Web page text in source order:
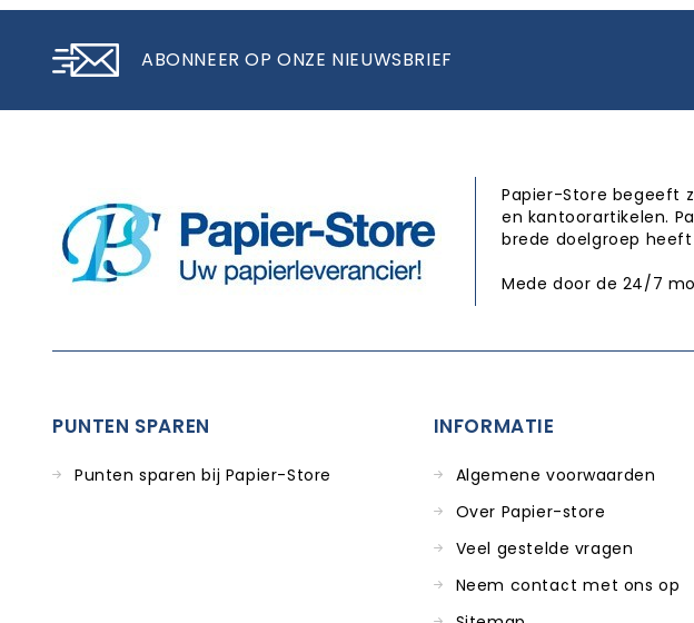
ABONNEER OP ONZE NIEUWSBRIEF
Papier-Store begeeft
en kantoorartikelen.
brede doelgroep
Mede door de 24/7
PUNTEN SPAREN
Punten sparen bij Papier-Store
INFORMATIE
Algemene voorwaarden
Over Papier-store
Veel gestelde vragen
Neem contact met ons op